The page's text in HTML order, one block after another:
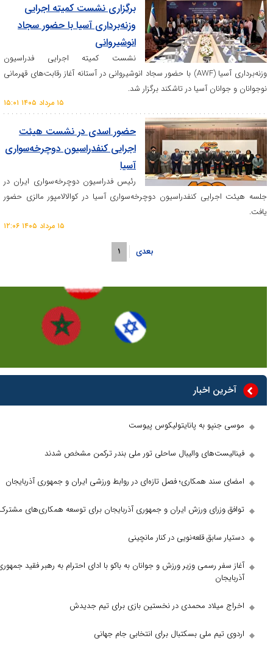
برگزاری نشست کمیته اجرایی
وزنه‌برداری آسیا با حضور سجاد
انوشیروانی
نشست کمیته اجرایی فدراسیون
وزنه‌برداری آسیا (AWF) با حضور سجاد انوشیروانی در آستانه آغاز رقابت‌های قهرمانی
آسیا در تاشکند برگزار شد.
حضور اسدی در نشست هیئت
اجرایی کنفدراسیون دوچرخه‌سواری
آسیا
رئیس فدراسیون دوچرخه‌سواری ایران در
کنفدراسیون دوچرخه‌سواری آسیا در کوالالامپور مالزی حضور
اخبار
به پانایتولیکوس پیوست
والیبال ساحلی تور ملی بندر ترکمن مشخص شدند
همکاری؛ فصل تازه‌ای در روابط ورزشی ایران و جمهوری آذربایجان
ورزش ایران و جمهوری آذربایجان برای توسعه همکاری‌های مشترک
قلعه‌نویی در کنار مانچینی
رسمی وزیر ورزش و جوانان به باکو با ادای احترام به رهبر فقید جمهوری
محمدی در نخستین بازی برای تیم جدیدش
ملی بسکتبال برای انتخابی جام جهانی